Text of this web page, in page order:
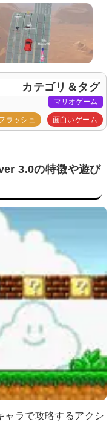
カテゴリ＆タグ
マリオゲーム
ラッシュ 面白いゲーム
3.0の特徴や遊び
ャラで攻略するアクシ